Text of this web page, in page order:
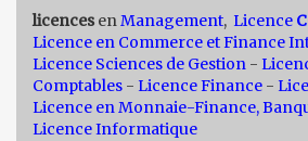
licences enManagement, Licence
Licence en Commerce et Finance
Licence Sciences de Gestion -
Comptables - Licence Finance -
Licence en Monnaie-Finance,
Licence Informatique